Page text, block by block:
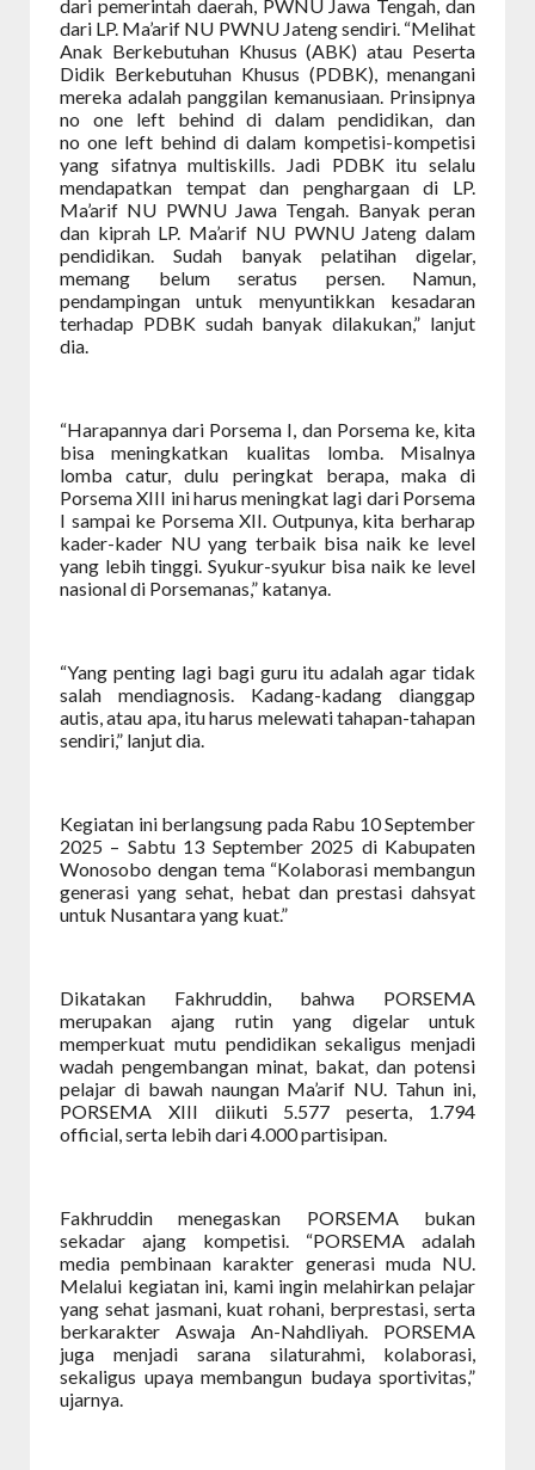
dari pemerintah daerah, PWNU Jawa Tengah, dan
dari LP. Ma’arif NU PWNU Jateng sendiri. “Melihat
Anak Berkebutuhan Khusus (ABK) atau Peserta
Didik Berkebutuhan Khusus (PDBK), menangani
mereka adalah panggilan kemanusiaan. Prinsipnya
no one left behind di dalam pendidikan, dan
no one left behind di dalam kompetisi-kompetisi
yang sifatnya multiskills. Jadi PDBK itu selalu
mendapatkan tempat dan penghargaan di LP.
Ma’arif NU PWNU Jawa Tengah. Banyak peran
dan kiprah LP. Ma’arif NU PWNU Jateng dalam
pendidikan. Sudah banyak pelatihan digelar,
memang belum seratus persen. Namun,
pendampingan untuk menyuntikkan kesadaran
terhadap PDBK sudah banyak dilakukan,” lanjut
dia.
“Harapannya dari Porsema I, dan Porsema ke, kita
bisa meningkatkan kualitas lomba. Misalnya
lomba catur, dulu peringkat berapa, maka di
Porsema XIII ini harus meningkat lagi dari Porsema
I sampai ke Porsema XII. Outpunya, kita berharap
kader-kader NU yang terbaik bisa naik ke level
yang lebih tinggi. Syukur-syukur bisa naik ke level
nasional di Porsemanas,” katanya.
“Yang penting lagi bagi guru itu adalah agar tidak
salah mendiagnosis. Kadang-kadang dianggap
autis, atau apa, itu harus melewati tahapan-tahapan
sendiri,” lanjut dia.
Kegiatan ini berlangsung pada Rabu 10 September
2025 – Sabtu 13 September 2025 di Kabupaten
Wonosobo dengan tema “Kolaborasi membangun
generasi yang sehat, hebat dan prestasi dahsyat
untuk Nusantara yang kuat.”
Dikatakan Fakhruddin, bahwa PORSEMA
merupakan ajang rutin yang digelar untuk
memperkuat mutu pendidikan sekaligus menjadi
wadah pengembangan minat, bakat, dan potensi
pelajar di bawah naungan Ma’arif NU. Tahun ini,
PORSEMA XIII diikuti 5.577 peserta, 1.794
official, serta lebih dari 4.000 partisipan.
Fakhruddin menegaskan PORSEMA bukan
sekadar ajang kompetisi. “PORSEMA adalah
media pembinaan karakter generasi muda NU.
Melalui kegiatan ini, kami ingin melahirkan pelajar
yang sehat jasmani, kuat rohani, berprestasi, serta
berkarakter Aswaja An-Nahdliyah. PORSEMA
juga menjadi sarana silaturahmi, kolaborasi,
sekaligus upaya membangun budaya sportivitas,”
ujarnya.